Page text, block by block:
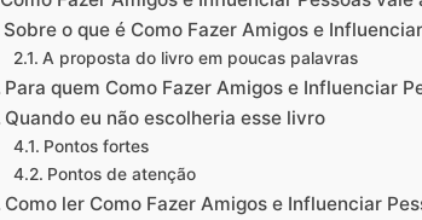
Sobre o que é Como Fazer Amigos e
A proposta do livro em poucas palavras
Para quem Como Fazer Amigos e Influenciar
Quando eu não escolheria esse livro
Pontos fortes
Pontos de atenção
Como ler Como Fazer Amigos e Influenciar